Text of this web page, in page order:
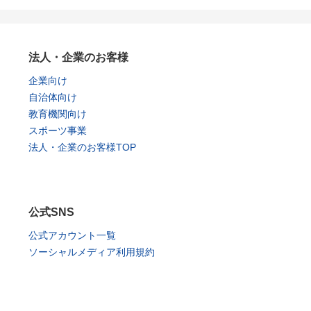
法人・企業のお客様
企業向け
自治体向け
教育機関向け
スポーツ事業
法人・企業のお客様TOP
公式SNS
公式アカウント一覧
ソーシャルメディア利用規約